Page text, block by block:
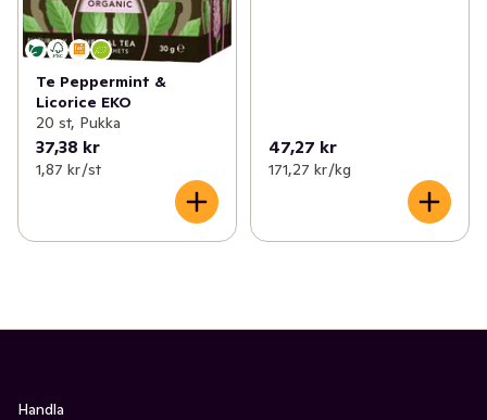
Te Peppermint &
Licorice EKO
20 st, Pukka
37,38 kr
1,87 kr /st
47,27 kr
171,27 kr /kg
Handla